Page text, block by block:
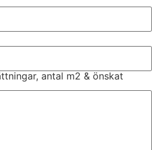
antal m2 & önskat